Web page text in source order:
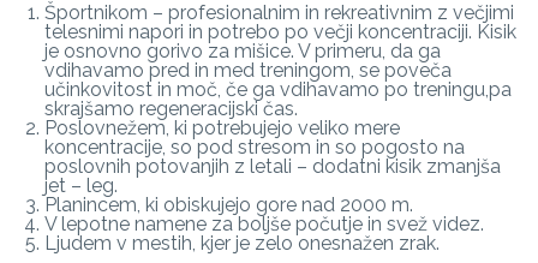
Športnikom – profesionalnim in rekreativnim z večjimi
telesnimi napori in potrebo po večji koncentraciji. Kisik
je osnovno gorivo za mišice. V primeru, da ga
vdihavamo pred in med treningom, se poveča
učinkovitost in moč, če ga vdihavamo po treningu,pa
skrajšamo regeneracijski čas.
Poslovnežem, ki potrebujejo veliko mere
koncentracije, so pod stresom in so pogosto na
poslovnih potovanjih z letali – dodatni kisik zmanjša
jet – leg.
Planincem, ki obiskujejo gore nad 2000 m.
V lepotne namene za boljše počutje in svež videz.
Ljudem v mestih, kjer je zelo onesnažen zrak.